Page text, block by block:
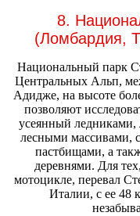
8.
(Ломбардия,
Национальный парк
Центральных Альп,
Адидже, на высоте
позволяют
усеянный ледниками,
лесными массивами,
пастбищами, а
деревнями. Для
мотоцикле, перевал
Италии, с ее 48